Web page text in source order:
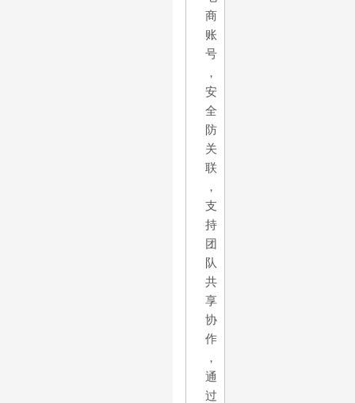
商
账
号
，
安
全
防
关
联
，
支
持
团
队
共
享
协
作
，
通
过